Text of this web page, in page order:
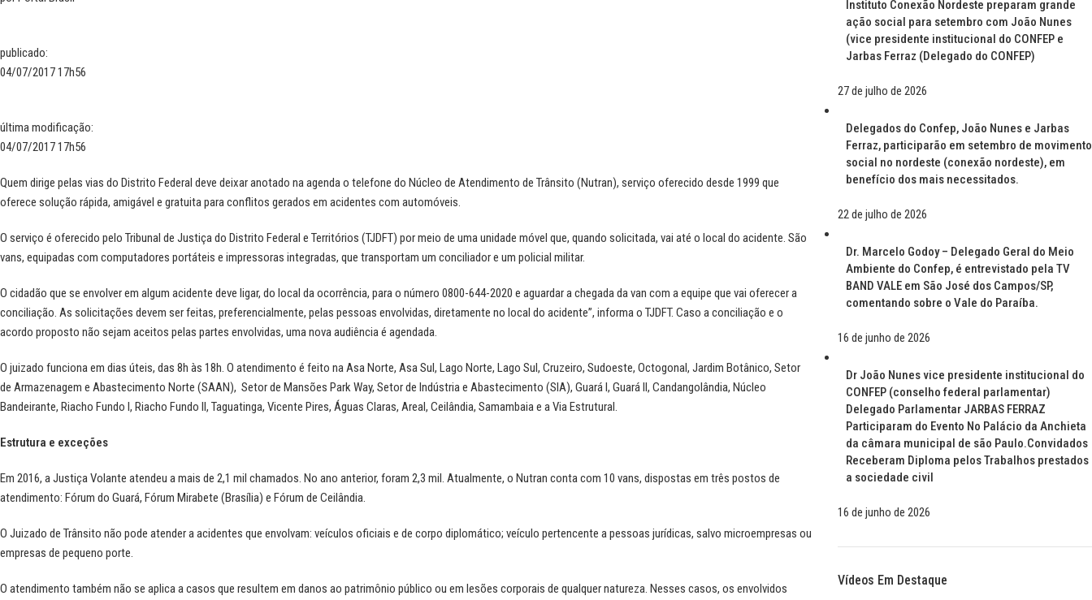
publicado:
04/07/2017 17h56
última modificação:
04/07/2017 17h56
Quem dirige pelas vias do Distrito Federal deve deixar anotado na agenda o telefone do Núcleo de Atendimento de Trânsito (Nutran), serviço oferecido desde 1999 que
oferece solução rápida, amigável e gratuita para conflitos gerados em acidentes com automóveis.
O serviço é oferecido pelo Tribunal de Justiça do Distrito Federal e Territórios (TJDFT) por meio de uma unidade móvel que, quando solicitada, vai até o local do acidente. São
vans, equipadas com computadores portáteis e impressoras integradas, que transportam um conciliador e um policial militar.
O cidadão que se envolver em algum acidente deve ligar, do local da ocorrência, para o número 0800-644-2020 e aguardar a chegada da van com a equipe que vai oferecer a
conciliação. As solicitações devem ser feitas, preferencialmente, pelas pessoas envolvidas, diretamente no local do acidente”, informa o TJDFT. Caso a conciliação e o
acordo proposto não sejam aceitos pelas partes envolvidas, uma nova audiência é agendada.
O juizado funciona em dias úteis, das 8h às 18h. O atendimento é feito na Asa Norte, Asa Sul, Lago Norte, Lago Sul, Cruzeiro, Sudoeste, Octogonal, Jardim Botânico, Setor
de Armazenagem e Abastecimento Norte (SAAN), Setor de Mansões Park Way, Setor de Indústria e Abastecimento (SIA), Guará I, Guará II, Candangolândia, Núcleo
Bandeirante, Riacho Fundo I, Riacho Fundo II, Taguatinga, Vicente Pires, Águas Claras, Areal, Ceilândia, Samambaia e a Via Estrutural.
Estrutura e exceções
Em 2016, a Justiça Volante atendeu a mais de 2,1 mil chamados. No ano anterior, foram 2,3 mil. Atualmente, o Nutran conta com 10 vans, dispostas em três postos de
atendimento: Fórum do Guará, Fórum Mirabete (Brasília) e Fórum de Ceilândia.
O Juizado de Trânsito não pode atender a acidentes que envolvam: veículos oficiais e de corpo diplomático; veículo pertencente a pessoas jurídicas, salvo microempresas ou
empresas de pequeno porte.
O atendimento também não se aplica a casos que resultem em danos ao patrimônio público ou em lesões corporais de qualquer natureza. Nesses casos, os envolvidos
Instituto Conexão Nordeste preparam grande
ação social para setembro com João Nunes
(vice presidente institucional do CONFEP e
Jarbas Ferraz (Delegado do CONFEP)
27 de julho de 2026
Delegados do Confep, João Nunes e Jarbas
Ferraz, participarão em setembro de movimento
social no nordeste (conexão nordeste), em
benefício dos mais necessitados.
22 de julho de 2026
Dr. Marcelo Godoy – Delegado Geral do Meio
Ambiente do Confep, é entrevistado pela TV
BAND VALE em São José dos Campos/SP,
comentando sobre o Vale do Paraíba.
16 de junho de 2026
Dr João Nunes vice presidente institucional do
CONFEP (conselho federal parlamentar)
Delegado Parlamentar JARBAS FERRAZ
Participaram do Evento No Palácio da Anchieta
da câmara municipal de são Paulo.Convidados
Receberam Diploma pelos Trabalhos prestados
a sociedade civil
16 de junho de 2026
Vídeos Em Destaque